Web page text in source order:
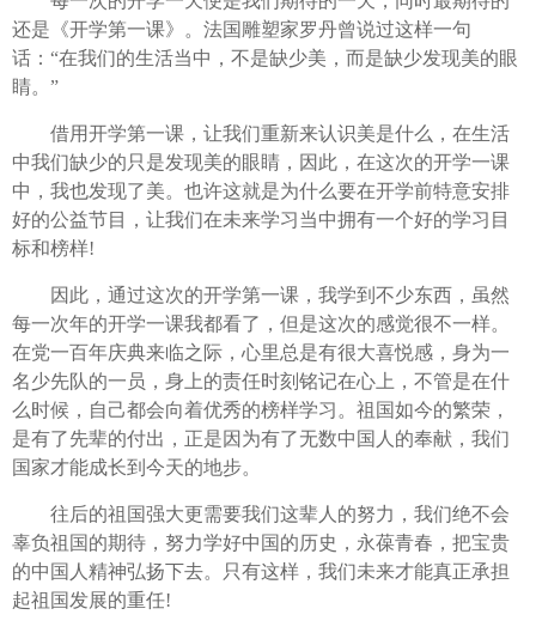
还是《开学第一课》。法国雕塑家罗丹曾说过这样一句
话：“在我们的生活当中，不是缺少美，而是缺少发现美的眼
睛。”
借用开学第一课，让我们重新来认识美是什么，在生活
中我们缺少的只是发现美的眼睛，因此，在这次的开学一课
中，我也发现了美。也许这就是为什么要在开学前特意安排
好的公益节目，让我们在未来学习当中拥有一个好的学习目
标和榜样!
因此，通过这次的开学第一课，我学到不少东西，虽然
每一次年的开学一课我都看了，但是这次的感觉很不一样。
在党一百年庆典来临之际，心里总是有很大喜悦感，身为一
名少先队的一员，身上的责任时刻铭记在心上，不管是在什
么时候，自己都会向着优秀的榜样学习。祖国如今的繁荣，
是有了先辈的付出，正是因为有了无数中国人的奉献，我们
国家才能成长到今天的地步。
往后的祖国强大更需要我们这辈人的努力，我们绝不会
辜负祖国的期待，努力学好中国的历史，永葆青春，把宝贵
的中国人精神弘扬下去。只有这样，我们未来才能真正承担
起祖国发展的重任!